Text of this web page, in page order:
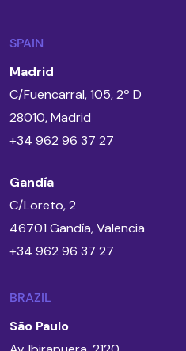
SPAIN
Madrid
C/Fuencarral, 105, 2º D
28010, Madrid
+34 962 96 37 27
Gandía
C/Loreto, 2
46701 Gandía, Valencia
+34 962 96 37 27
BRAZIL
São Paulo